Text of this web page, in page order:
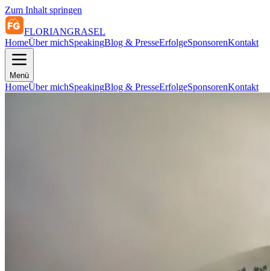
Zum Inhalt springen
FLORIANGRASEL
HomeÜber michSpeakingBlog & PresseErfolgeSponsorenKontakt
Menü
HomeÜber michSpeakingBlog & PresseErfolgeSponsorenKontakt